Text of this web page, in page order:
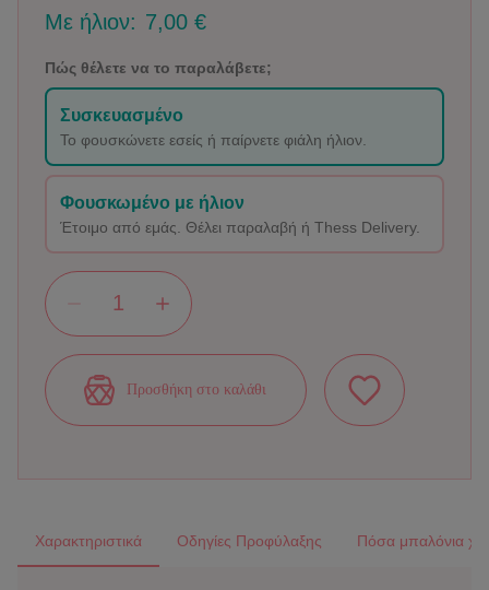
Με ήλιον: 7,00 €
Πώς θέλετε να το παραλάβετε;
Συσκευασμένο
Το φουσκώνετε εσείς ή παίρνετε φιάλη ήλιον.
Φουσκωμένο με ήλιον
Έτοιμο από εμάς. Θέλει παραλαβή ή Thess Delivery.
Προσθήκη στο καλάθι
Χαρακτηριστικά Οδηγίες Προφύλαξης Πόσα μπαλόνια